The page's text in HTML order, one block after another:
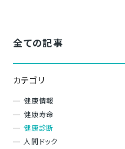
全ての記事
カテゴリ
健康情報
健康寿命
健康診断
人間ドック